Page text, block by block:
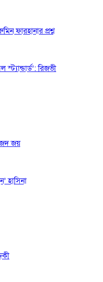
ফারহানার প্রশ্ন
রিজভী
জয়
হাসিনা